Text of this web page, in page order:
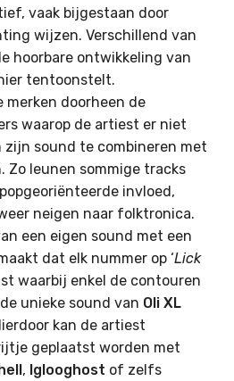
vaak bijgestaan door
wijzen. Verschillend van
hoorbare ontwikkeling van
tentoonstelt.
merken doorheen de
waarop de artiest er niet
sound te combineren met
Zo leunen sommige tracks
invloed,
neigen naar folktronica.
een eigen sound met een
dat elk nummer op ‘Lick
waarbij enkel de contouren
unieke sound van Oli XL
kan de artiest
geplaatst worden met
, Iglooghost of zelfs